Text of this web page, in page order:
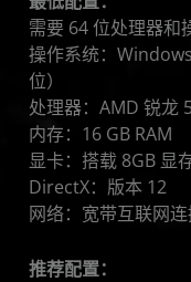
需要 64 位处理器和
操作系统：
位）
处理器：AMD 锐龙
内存：16 GB RAM
显卡：搭载 8GB 显
DirectX：版本 12
网络：宽带互联网
推荐配置：